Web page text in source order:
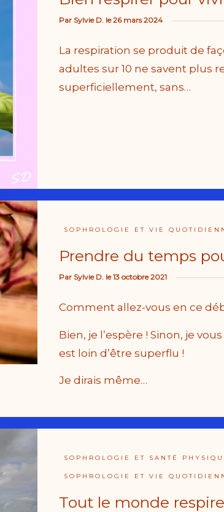
Par Sylvie D. le26 mars 2024
La respiration se produit de
adultes sur 10 ne savent plus
superficiellement, sans…
SOPHROLOGIE ET VIE
Prendre du temps
Par Sylvie D. le13 octobre 2021
Comment allez-vous en ce
Bien, je l’espère ! Sinon, je
est loin d’être superflu !
Je dirais même…
SOPHROLOGIE ET SANTÉ
SOPHROLOGIE ET VIE
Tout le monde